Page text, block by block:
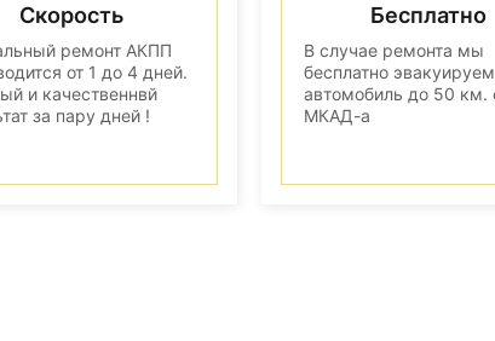
Скорость
ремонт АКПП
от 1 до 4 дней.
и качественнвй
за пару дней !
Бесплатно
В случае ремонта мы
бесплатно
автомобиль до 50 км.
МКАД-а